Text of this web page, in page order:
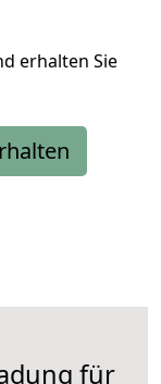
erhalten Sie
für